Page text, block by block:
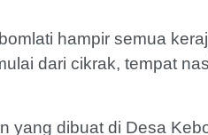
hampir semua
dari cikrak, tempat
yang dibuat di Desa